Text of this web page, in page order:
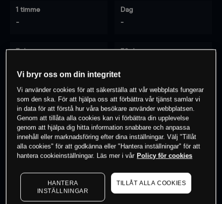
1 timme
-
Dag
-
7 dagar 30 dagar
0% av kunderna har en position i detta
instrument
Börja handla
Vi bryr oss om din integritet
Vi använder cookies för att säkerställa att vår webbplats fungerar
som den ska. För att hjälpa oss att förbättra vår tjänst samlar vi
in data för att förstå hur våra besökare använder webbplatsen.
Genom att tillåta alla cookies kan vi förbättra din upplevelse
genom att hjälpa dig hitta information snabbare och anpassa
innehåll eller marknadsföring efter dina inställningar. Välj "Tillåt
alla cookies" för att godkänna eller "Hantera inställningar" för att
hantera cookieinställningar. Läs mer i vår Policy för cookies
HANTERA
INSTÄLLNINGAR
TILLÅT ALLA COOKIES